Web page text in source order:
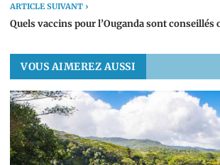
ARTICLE SUIVANT ›
Quels vaccins pour l’Ouganda sont conseillés
VOUS AIMEREZ AUSSI